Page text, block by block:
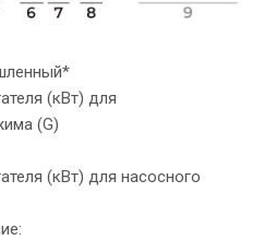
(кВт) для
(G)
(кВт) для насосного